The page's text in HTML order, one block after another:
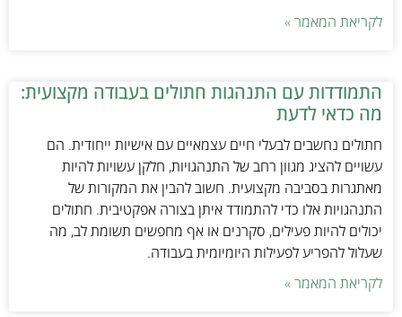
לקריאת המאמר »
התמודדות עם התנהגות חתולים בעבודה מקצועית:
מה כדאי לדעת
חתולים נחשבים לבעלי חיים עצמאיים עם אישיות ייחודית. הם
עשויים להציג מגוון רחב של התנהגויות, חלקן עשויות להיות
מאתגרות בסביבה מקצועית. חשוב להבין את המקורות של
התנהגויות אלו כדי להתמודד איתן בצורה אפקטיבית. חתולים
יכולים להיות פעילים, סקרנים או אף מחפשים תשומת לב, מה
שעלול להפריע לפעילות היומיומית בעבודה.
לקריאת המאמר »